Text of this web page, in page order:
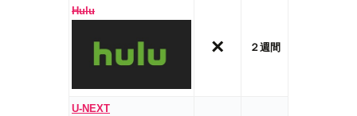
Hulu
× ２週間
U-NEXT